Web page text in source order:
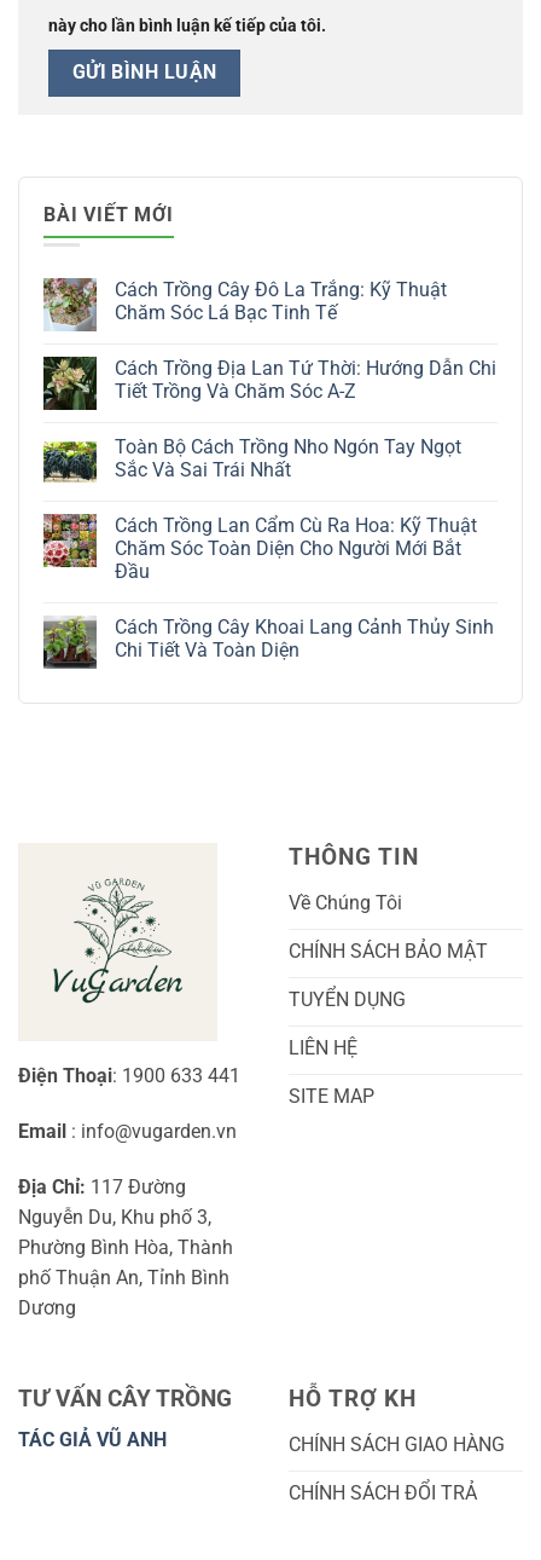
này cho lần bình luận kế tiếp của tôi.
BÀI VIẾT MỚI
Cách Trồng Cây Đô La Trắng: Kỹ Thuật
Chăm Sóc Lá Bạc Tinh Tế
bình
luận
Cây
Đô
La
Thuật
Chăm
Sóc
Lá
Tế
Cách Trồng Địa Lan Tứ Thời: Hướng Dẫn Chi
Tiết Trồng Và Chăm Sóc A-Z
bình
luận
ở
Địa
Lan
Tứ
Thời:
Chi
Tiết
Trồng
Toàn Bộ Cách Trồng Nho Ngón Tay Ngọt
Sắc Và Sai Trái Nhất
bình
luận
ở
Toàn
Trồng
Nho
Ngón
Cách Trồng Lan Cẩm Cù Ra Hoa: Kỹ Thuật
Chăm Sóc Toàn Diện Cho Người Mới Bắt
Đầu
bình
luận
ở
Lan
Cho
Người
Mới
Bắt
Đầu
Cách Trồng Cây Khoai Lang Cảnh Thủy Sinh
Chi Tiết Và Toàn Diện
bình
Chi
Tiết
Và
Toàn
Diện
Điện Thoại: 1900 633 441
Email : info@vugarden.vn
Địa Chỉ: 117 Đường
Nguyễn Du, Khu phố 3,
Phường Bình Hòa, Thành
phố Thuận An, Tỉnh Bình
Dương
THÔNG TIN
Về Chúng Tôi
CHÍNH SÁCH BẢO MẬT
TUYỂN DỤNG
LIÊN HỆ
SITE MAP
TƯ VẤN CÂY TRỒNG
TÁC GIẢ VŨ ANH
HỖ TRỢ KH
CHÍNH SÁCH GIAO HÀNG
CHÍNH SÁCH ĐỔI TRẢ